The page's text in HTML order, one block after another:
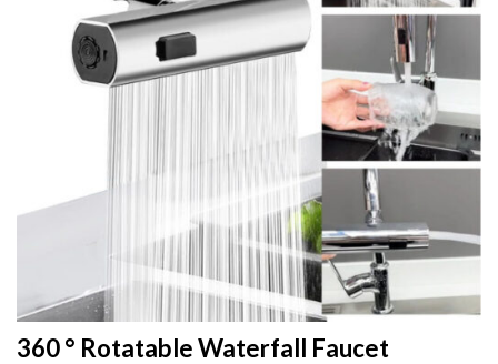
360 ° Rotatable Waterfall Faucet